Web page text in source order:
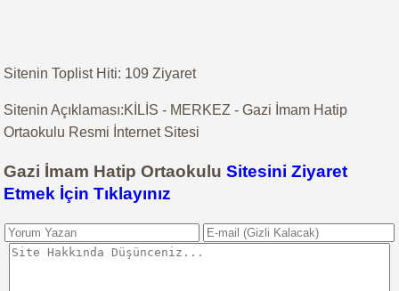
Sitenin Toplist Hiti: 109 Ziyaret
Sitenin Açıklaması:KİLİS - MERKEZ - Gazi İmam Hatip
Ortaokulu Resmi İnternet Sitesi
Gazi İmam Hatip OrtaokuluSitesini Ziyaret
Etmek İçin Tıklayınız